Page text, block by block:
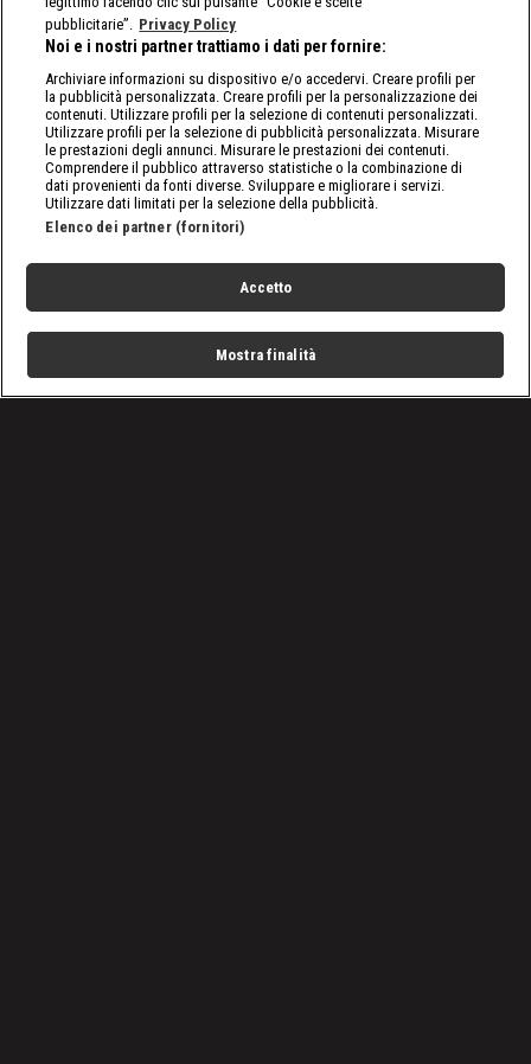
pubblicitarie”. Privacy Policy
Noi e i nostri partner trattiamo i dati per fornire:
Archiviare informazioni su dispositivo e/o accedervi. Creare profili per
la pubblicità personalizzata. Creare profili per la personalizzazione dei
contenuti. Utilizzare profili per la selezione di contenuti personalizzati.
Utilizzare profili per la selezione di pubblicità personalizzata. Misurare
le prestazioni degli annunci. Misurare le prestazioni dei contenuti.
Comprendere il pubblico attraverso statistiche o la combinazione di
dati provenienti da fonti diverse. Sviluppare e migliorare i servizi.
Utilizzare dati limitati per la selezione della pubblicità.
Elenco dei partner (fornitori)
Accetto
Mostra finalità